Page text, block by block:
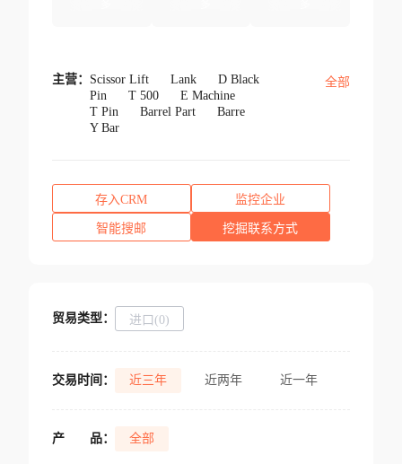
主营： Scissor Lift Lank
D Black
Pin
T 500
E Machine
T Pin
Barrel Part
Barre
Y Bar
全部
存入CRM 监控企业
智能搜邮 挖掘联系方式
贸易类型： 进口(0)
交易时间： 近三年 近两年 近一年
产 品： 全部